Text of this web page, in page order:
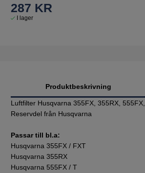
287 KR
I lager
Produktbeskrivning
Luftfilter Husqvarna 355FX, 355RX,
Reservdel från Husqvarna
Passar till bl.a:
Husqvarna 355FX / FXT
Husqvarna 355RX
Husqvarna 555FX / T